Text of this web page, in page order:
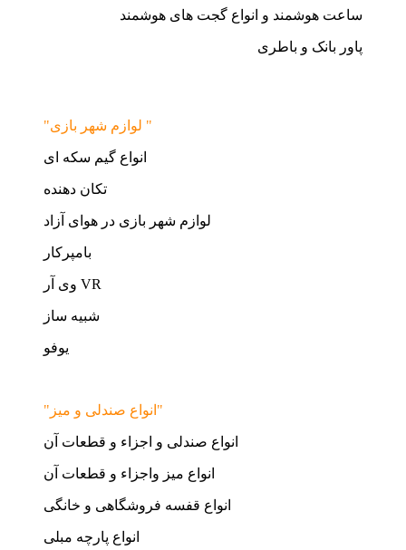
ساعت هوشمند و انواع گجت های هوشمند
پاور بانک و باطری
"لوازم شهر بازی "
انواع گیم سکه ای
تکان دهنده
لوازم شهر بازی در هوای آزاد
بامپرکار
وی آر VR
شبیه ساز
یوفو
"انواع صندلی و میز"
انواع صندلی و اجزاء و قطعات آن
انواع میز واجزاء و قطعات آن
انواع قفسه فروشگاهی و خانگی
انواع پارچه مبلی